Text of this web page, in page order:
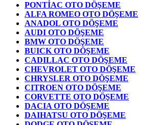
PONTİAC OTO DÖŞEME
ALFA ROMEO OTO DÖŞEME
ANADOL OTO DÖŞEME
AUDI OTO DÖŞEME
BMW OTO DÖŞEME
BUICK OTO DÖŞEME
CADILLAC OTO DÖŞEME
CHEVROLET OTO DÖŞEME
CHRYSLER OTO DÖŞEME
CITROEN OTO DÖŞEME
CORVETTE OTO DÖŞEME
DACIA OTO DÖŞEME
DAIHATSU OTO DÖŞEME